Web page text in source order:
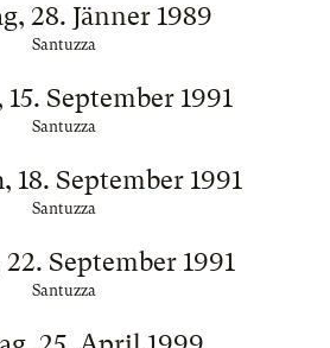
28. Jänner 1989
Santuzza
September 1991
Santuzza
September 1991
Santuzza
September 1991
Santuzza